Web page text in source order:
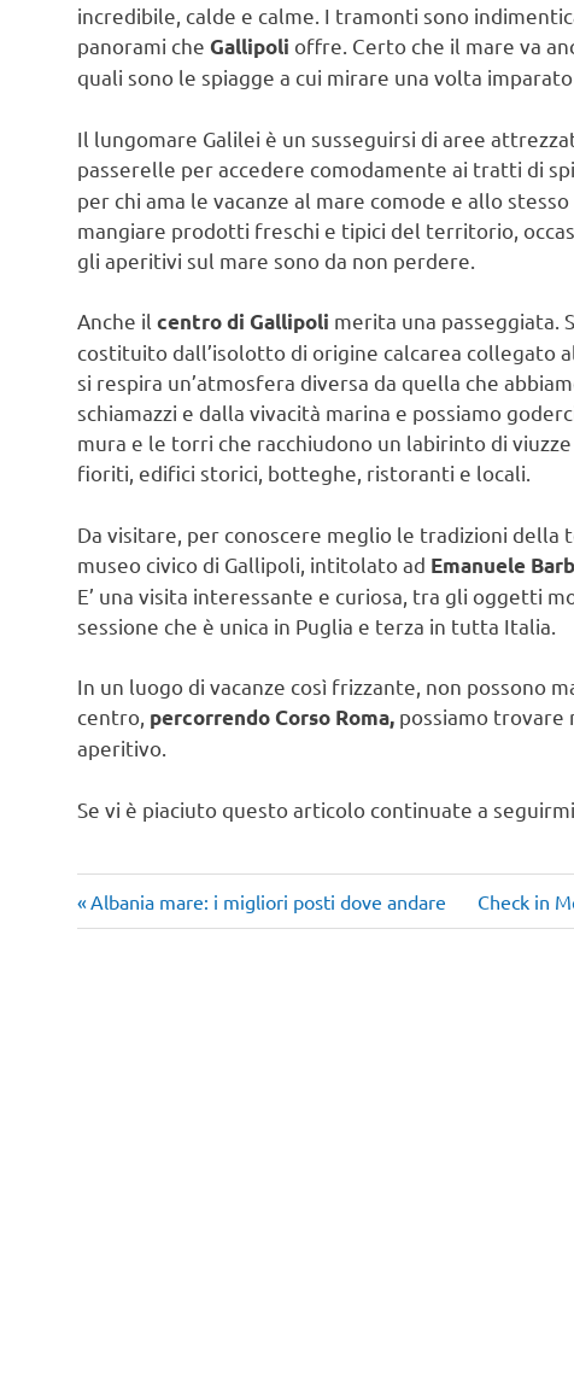
incredibile, calde e calme. I tramonti sono
panorami che Gallipoli offre. Certo che il mare va
quali sono le spiagge a cui mirare una volta
Il lungomare Galilei è un susseguirsi di aree
passerelle per accedere comodamente ai tratti di
per chi ama le vacanze al mare comode e allo
mangiare prodotti freschi e tipici del territorio,
gli aperitivi sul mare sono da non perdere.
Anche il centro di Gallipoli merita una passeggiata.
costituito dall’isolotto di origine calcarea collegato
si respira un’atmosfera diversa da quella che
schiamazzi e dalla vivacità marina e possiamo
mura e le torri che racchiudono un labirinto di
fioriti, edifici storici, botteghe, ristoranti e locali.
Da visitare, per conoscere meglio le tradizioni della
museo civico di Gallipoli, intitolato ad Emanuele
E’ una visita interessante e curiosa, tra gli oggetti
sessione che è unica in Puglia e terza in tutta Italia.
In un luogo di vacanze così frizzante, non possono
centro, percorrendo Corso Roma, possiamo
aperitivo.
Se vi è piaciuto questo articolo continuate a
Navigazione
Articolo
precedente:
Albania mare: i migliori posti dove andare
Articolo
successivo:
Check in